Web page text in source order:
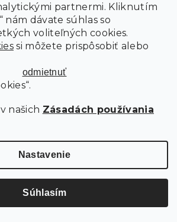
partnermi. Kliknutím
“ nám dávate súhlas so
voliteľných cookies.
si môžete prispôsobiť alebo
odmietnuť
našich Zásadách používania
Nastavenie
Súhlasím
Do košíka